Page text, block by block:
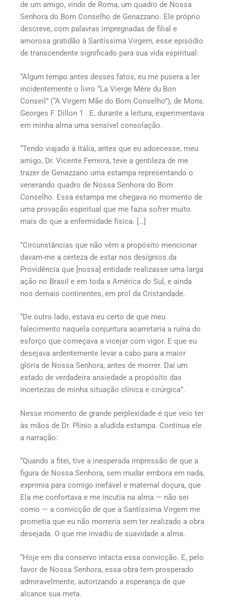
de um amigo, vindo de Roma, um quadro de Nossa
Senhora do Bom Conselho de Genazzano. Ele próprio
descreve, com palavras impregnadas de filial e
amorosa gratidão à Santíssima Virgem, esse episódio
de transcendente significado para sua vida espiritual:
“Algum tempo antes desses fatos, eu me pusera a ler
incidentemente o livro “La Vierge Mère du Bon
Conseil” (“A Virgem Mãe do Bom Conselho”), de Mons.
Georges F. Dillon 1 . E, durante a leitura, experimentava
em minha alma uma sensível consolação.
“Tendo viajado à Itália, antes que eu adoecesse, meu
amigo, Dr. Vicente Ferreira, teve a gentileza de me
trazer de Genazzano uma estampa representando o
venerando quadro de Nossa Senhora do Bom
Conselho. Essa estampa me chegava no momento de
uma provação espiritual que me fazia sofrer muito
mais do que a enfermidade física. […]
“Circunstâncias que não vêm a propósito mencionar
davam-me a certeza de estar nos desígnios da
Providência que [nossa] entidade realizasse uma larga
ação no Brasil e em toda a América do Sul, e ainda
nos demais continentes, em prol da Cristandade.
“De outro lado, estava eu certo de que meu
falecimento naquela conjuntura acarretaria a ruína do
esforço que começava a vicejar com vigor. E que eu
desejava ardentemente levar a cabo para a maior
glória de Nossa Senhora, antes de morrer. Daí um
estado de verdadeira ansiedade a propósito das
incertezas de minha situação clínica e cirúrgica”.
Nesse momento de grande perplexidade é que veio ter
às mãos de Dr. Plinio a aludida estampa. Continua ele
a narração:
“Quando a fitei, tive a inesperada impressão de que a
figura de Nossa Senhora, sem mudar embora em nada,
exprimia para comigo inefável e maternal doçura, que
Ela me confortava e me incutia na alma — não sei
como — a convicção de que a Santíssima Virgem me
prometia que eu não morreria sem ter realizado a obra
desejada. O que me invadiu de suavidade a alma.
“Hoje em dia conservo intacta essa convicção. E, pelo
favor de Nossa Senhora, essa obra tem prosperado
admiravelmente, autorizando a esperança de que
alcance sua meta.